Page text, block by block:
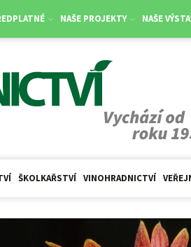
NAŠE PROJEKTY NAŠE
ŠKOLKAŘSTVÍ VINOHRADNICTVÍ